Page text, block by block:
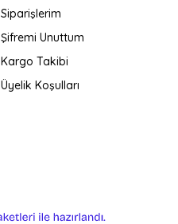
Siparişlerim
Şifremi Unuttum
Kargo Takibi
Üyelik Koşulları
e-